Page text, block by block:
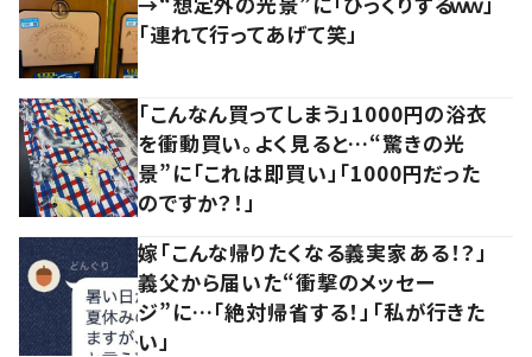
「連れて行ってあげて笑」
「こんなん買ってしまう」1000円の浴衣
を衝動買い。よく見ると…“驚きの光
景”に「これは即買い」「1000円だった
のですか？！」
嫁「こんな帰りたくなる義実家ある！？」
義父から届いた“衝撃のメッセー
ジ”に…「絶対帰省する！」「私が行きた
い」